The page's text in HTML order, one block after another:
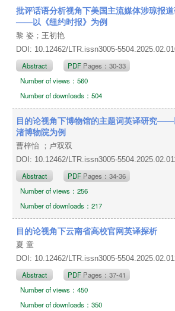
批评话语分析视角下美国主流媒体涉琼报
——以《纽约时报》为例
黎 姿；王初艳
DOI: 10.12462/LTR.issn3005-
Abstract PDF Pages：30-33
Number of views：560
Number of downloads：504
目的论视角下博物馆的主题词英译研究——
渚博物院为例
曹梓怡 ；卢双双
DOI: 10.12462/LTR.issn3005-
Abstract PDF Pages：34-36
Number of views：256
Number of downloads：217
目的论视角下云南省高校官网英译探析
夏 童
DOI: 10.12462/LTR.issn3005-
Abstract PDF Pages：37-41
Number of views：450
Number of downloads：350